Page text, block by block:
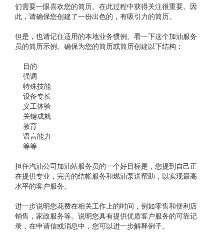
们需要一眼喜欢您的简历。在此过程中获得关注很重要。因
此，请确保您创建了一份出色的，有吸引力的简历。
但是，也请记住适用的本地业务惯例。看一下这个加油服务
员的简历示例。确保为您的简历或简历创建以下结构：
目的
强调
特殊技能
设备专长
义工体验
关键成就
教育
语言能力
等等
担任汽油公司加油站服务员的一个好目标是，您提到自己正
在提供专业，完善的结帐服务和燃油泵送帮助，以实现最高
水平的客户服务。
进一步说明您花费在相关工作上的时间，例如零售和便利店
销售，家政服务等。说明您具有提供优质客户服务的可靠记
录，在申请信或消息中，您可以进一步解释例子。